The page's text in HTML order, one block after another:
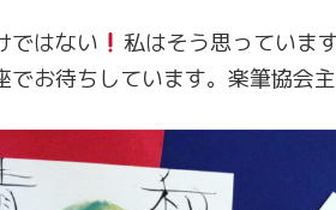
ではない
私はそう思っていま
でお待ちしています。楽筆協会